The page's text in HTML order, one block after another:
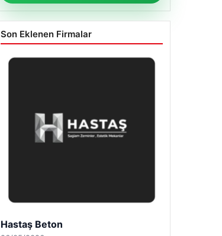
Son Eklenen Firmalar
Enes Kaplan Avukatlık Bürosu